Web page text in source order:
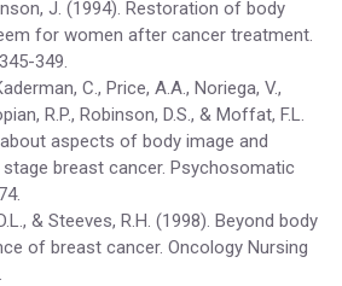
J. (1994). Restoration of body
for women after cancer treatment.
349.
C., Price, A.A., Noriega, V.,
R.P., Robinson, D.S., & Moffat, F.L.
aspects of body image and
breast cancer. Psychosomatic
& Steeves, R.H. (1998). Beyond body
of breast cancer. Oncology Nursing